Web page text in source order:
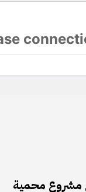
مشروع محمية